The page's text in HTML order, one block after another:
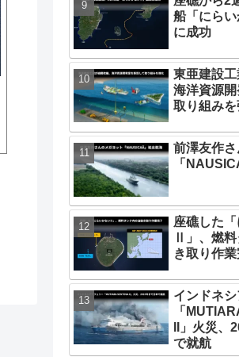
船「にら
に成功
東亜建設工
海洋資源
取り組み
前澤友作
「
座礁した
Ⅱ」、燃
き取り作
インドネ
「
II」火災、
で就航